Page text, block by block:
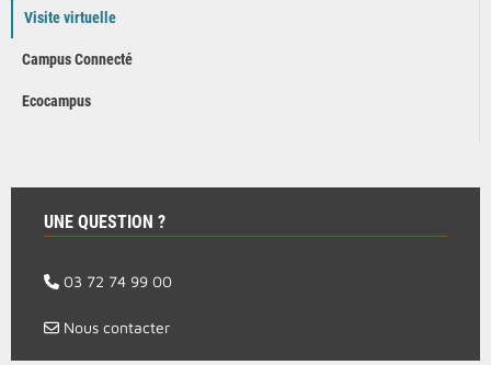
Visite virtuelle
Campus Connecté
Ecocampus
UNE QUESTION ?
03 72 74 99 00
Nous contacter